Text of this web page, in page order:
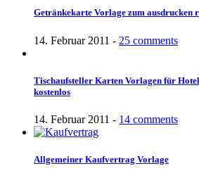
Getränkekarte Vorlage zum ausdrucken
14. Februar 2011 - 25 comments
Tischaufsteller Karten Vorlagen für
kostenlos
14. Februar 2011 - 14 comments
Allgemeiner Kaufvertrag Vorlage